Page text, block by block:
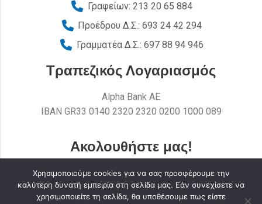
Γραφείων: 213 20 65 884
Προέδρου Δ.Σ.: 693 24 42 294
Γραμματέα Δ.Σ.: 697 88 94 946
Τραπεζικός Λογαριασμός
Alpha Bank AE
ΙΒΑΝ GR33 0140 2320 2320 0200 1000 089
Ακολουθήστε μας!
Χρησιμοποιούμε cookies για να σας προσφέρουμε την
καλύτερη δυνατή εμπειρία στη σελίδα μας. Εάν συνεχίσετε να
χρησιμοποιείτε τη σελίδα, θα υποθέσουμε πως είστε